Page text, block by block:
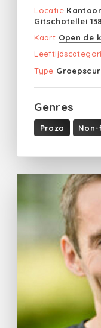
Locatie
Gitschotellei
Kaart Open de
Type
Genres
Proza